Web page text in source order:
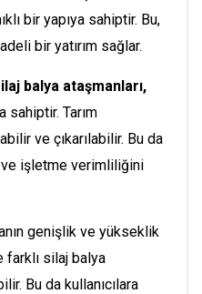
bir yapıya sahiptir. Bu,
bir yatırım sağlar.
balya ataşmanları,
sahiptir. Tarım
ve çıkarılabilir. Bu da
işletme verimliliğini
genişlik ve yükseklik
farklı silaj balya
Bu da kullanıcılara